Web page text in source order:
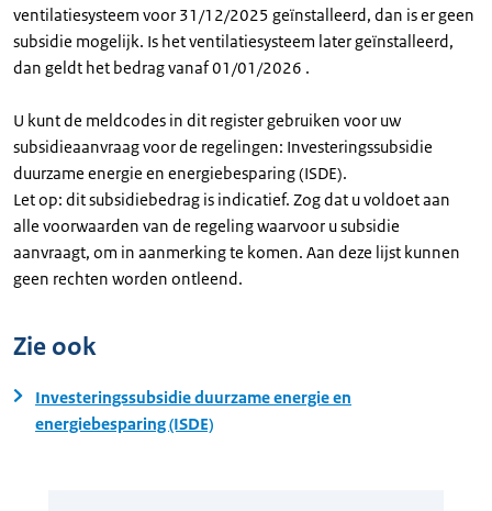
ventilatiesysteem voor 31/12/2025 geïnstalleerd, dan is er geen
subsidie mogelijk. Is het ventilatiesysteem later geïnstalleerd,
dan geldt het bedrag vanaf 01/01/2026 .
U kunt de meldcodes in dit register gebruiken voor uw
subsidieaanvraag voor de regelingen: Investeringssubsidie
duurzame energie en energiebesparing (ISDE).
Let op: dit subsidiebedrag is indicatief. Zog dat u voldoet aan
alle voorwaarden van de regeling waarvoor u subsidie
aanvraagt, om in aanmerking te komen. Aan deze lijst kunnen
geen rechten worden ontleend.
Zie ook
Investeringssubsidie duurzame energie en
energiebesparing (ISDE)